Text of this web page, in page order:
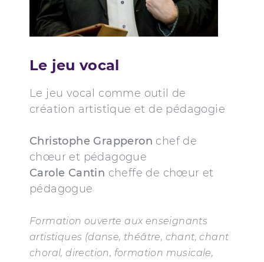
Le jeu vocal
Le jeu vocal comme outil de
création artistique et de pédagogie
Christophe Grapperon chef de
chœur et pédagogue
Carole Cantin cheffe de chœur et
pédagogue
Formation ouverte aux enseignants
artistiques (danse, théâtre, chant, chant
choral, direction, formation musicale,